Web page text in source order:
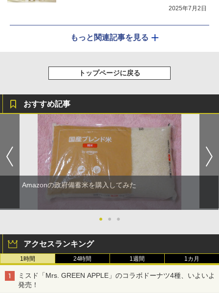
2025年7月2日
もっと関連記事を見る
トップページに戻る
おすすめ記事
Amazonの政府備蓄米を購入してみた
● ● ●
アクセスランキング
1時間 24時間 1週間 1カ月
ミスド「Mrs. GREEN APPLE」のコラボドーナツ4種、いよいよ
発売！